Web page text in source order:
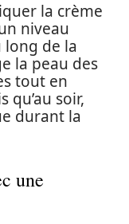
la crème
niveau
long de la
la peau des
tout en
soir,
durant la
une